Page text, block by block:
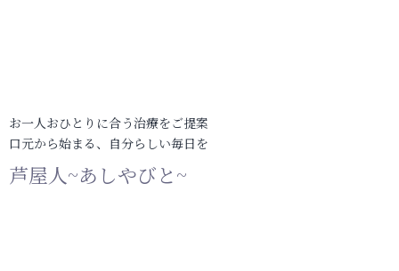
お一人おひとりに合う治療をご提案
口元から始まる、自分らしい毎日を
芦屋人~あしやびと~